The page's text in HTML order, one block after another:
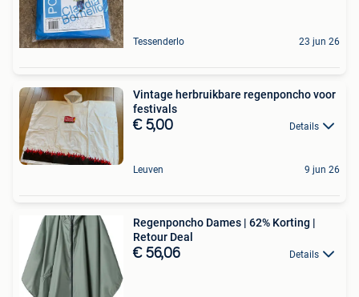
Tessenderlo 23 jun 26
Vintage herbruikbare regenponcho voor
festivals
€ 5,00 Details
Leuven 9 jun 26
Regenponcho Dames | 62% Korting |
Retour Deal
€ 56,06 Details